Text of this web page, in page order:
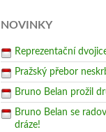
NOVINKY
Reprezentační
Pražský přebor
Bruno Belan prožil
Bruno Belan se
dráze!